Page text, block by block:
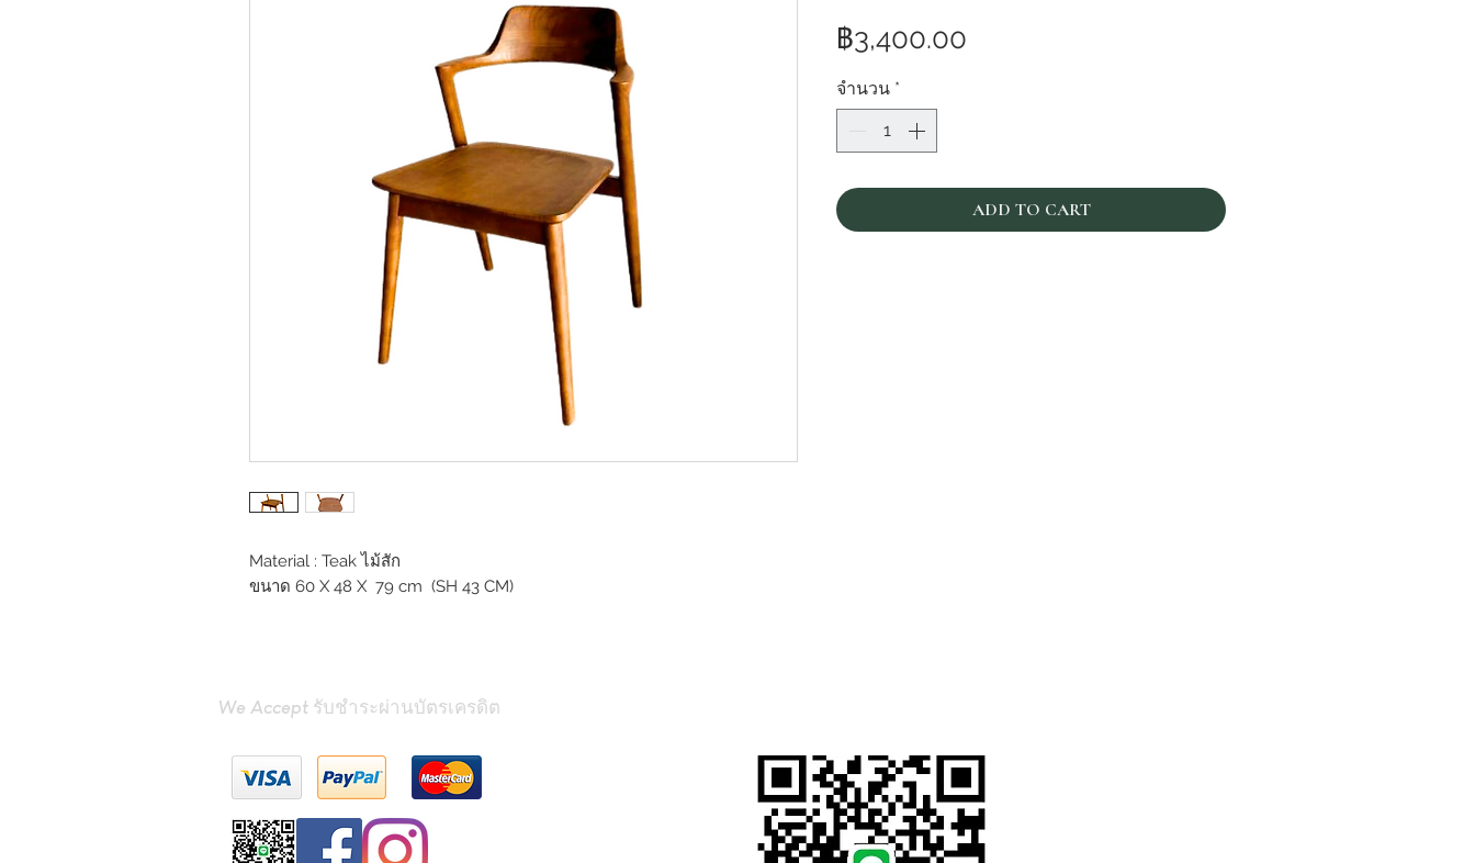
Material : Teak ไม้สัก
ขนาด 60 X 48 X 79 cm (SH 43 CM)
฿3,400.00
จำนวน *
ADD TO CART
We Accept รับชำระผ่านบัตรเครดิต